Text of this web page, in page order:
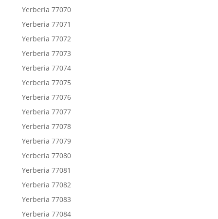
Yerberia 77070
Yerberia 77071
Yerberia 77072
Yerberia 77073
Yerberia 77074
Yerberia 77075
Yerberia 77076
Yerberia 77077
Yerberia 77078
Yerberia 77079
Yerberia 77080
Yerberia 77081
Yerberia 77082
Yerberia 77083
Yerberia 77084